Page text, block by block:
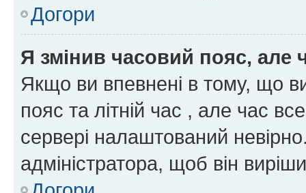
Догори
Я змінив часовий пояс, але
Якщо ви впевнені в тому, що
пояс та літній час , але час
сервері налаштований
адміністратора, щоб він